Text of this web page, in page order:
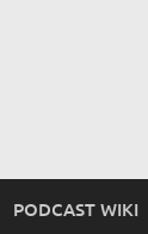
PODCAST WIKI